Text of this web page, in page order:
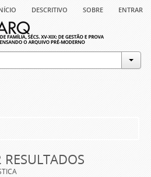
descritivo sobre entrar